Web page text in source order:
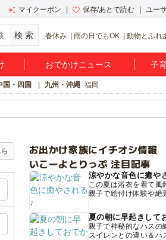
マイクーポン 保存/あとで読む ユー
春休み 雨の日でもOK 動物とふれ
おでかけニュース 子
国・四国 九州・沖縄 福岡
お出かけ家族にイチオシ情報
いこーよとりっぷ 注目記事
涼やかな音色に癒や
この夏は浴衣を着て風
親子で絵付け体験や絶
夏の朝に早起きして
親子で神秘的なハスの
スイレンとの違い＆ハ